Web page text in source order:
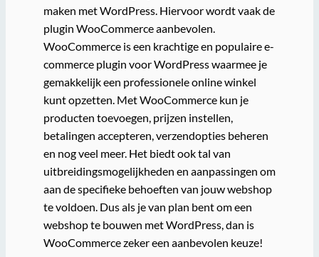
maken met WordPress. Hiervoor wordt vaak de
plugin WooCommerce aanbevolen.
WooCommerce is een krachtige en populaire e-
commerce plugin voor WordPress waarmee je
gemakkelijk een professionele online winkel
kunt opzetten. Met WooCommerce kun je
producten toevoegen, prijzen instellen,
betalingen accepteren, verzendopties beheren
en nog veel meer. Het biedt ook tal van
uitbreidingsmogelijkheden en aanpassingen om
aan de specifieke behoeften van jouw webshop
te voldoen. Dus als je van plan bent om een
webshop te bouwen met WordPress, dan is
WooCommerce zeker een aanbevolen keuze!